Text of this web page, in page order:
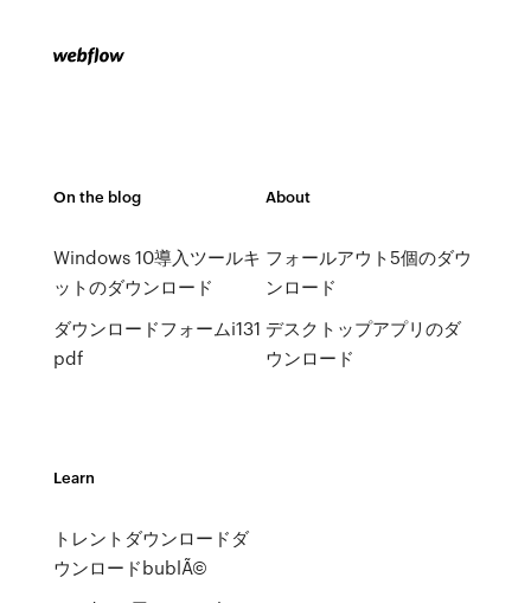
On the blog
Windows 10導入ツールキ
ットのダウンロード
ダウンロードフォームi131
pdf
About
フォールアウト5個のダウ
ンロード
デスクトップアプリのダ
ウンロード
Learn
トレントダウンロードダ
ウンロードbublÃ©